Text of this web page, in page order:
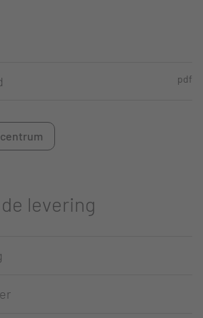
pdf
levering